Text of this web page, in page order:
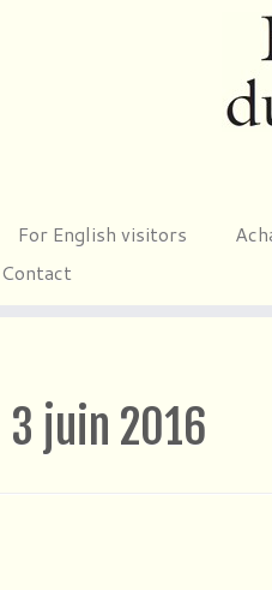
For English visitors
Contact
3 juin 2016